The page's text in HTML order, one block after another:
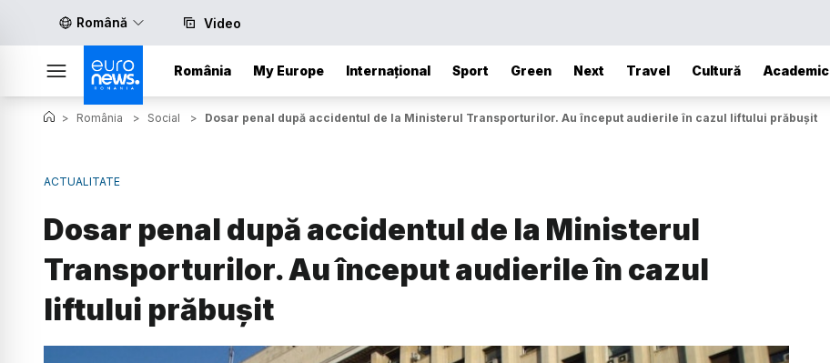
Română Video
România My Europe Internațional Sport Green Next Travel Cultură Academic
> România > Social > Dosar penal după accidentul de la Ministerul Transporturilor. Au început audierile în cazul liftului prăbușit
ACTUALITATE
Dosar penal după accidentul de la Ministerul
Transporturilor. Au început audierile în cazul
liftului prăbușit